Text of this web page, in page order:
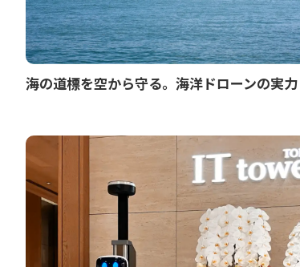
海の道標を空から守る。海洋ドローンの実力